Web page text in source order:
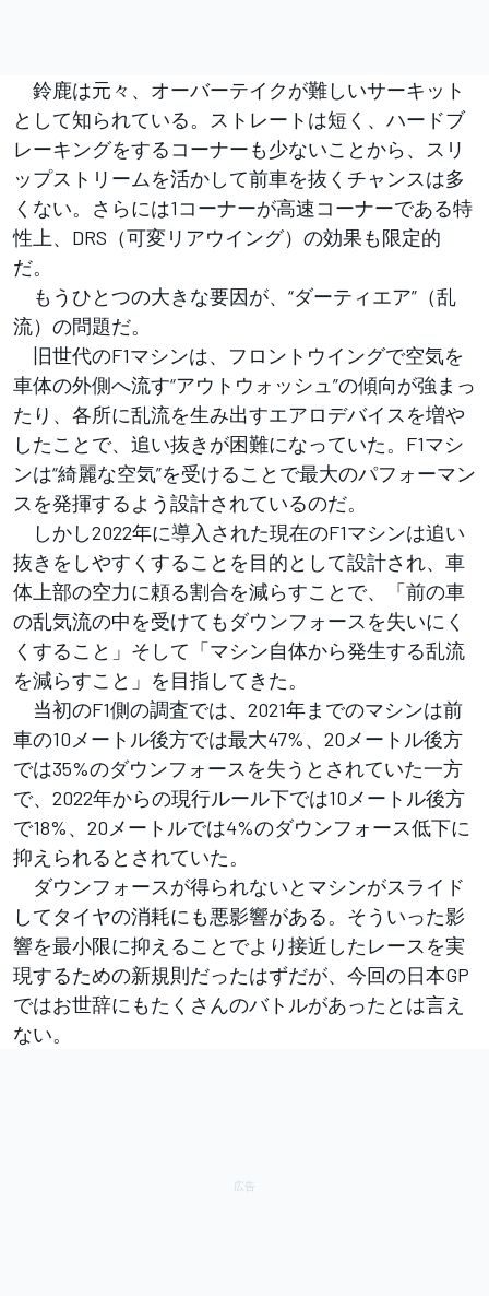
鈴鹿は元々、オーバーテイクが難しいサーキット
として知られている。ストレートは短く、ハードブ
レーキングをするコーナーも少ないことから、スリ
ップストリームを活かして前車を抜くチャンスは多
くない。さらには1コーナーが高速コーナーである特
性上、DRS（可変リアウイング）の効果も限定的
だ。
もうひとつの大きな要因が、“ダーティエア”（乱
流）の問題だ。
旧世代のF1マシンは、フロントウイングで空気を
車体の外側へ流す“アウトウォッシュ”の傾向が強まっ
たり、各所に乱流を生み出すエアロデバイスを増や
したことで、追い抜きが困難になっていた。F1マシ
ンは“綺麗な空気”を受けることで最大のパフォーマン
スを発揮するよう設計されているのだ。
しかし2022年に導入された現在のF1マシンは追い
抜きをしやすくすることを目的として設計され、車
体上部の空力に頼る割合を減らすことで、「前の車
の乱気流の中を受けてもダウンフォースを失いにく
くすること」そして「マシン自体から発生する乱流
を減らすこと」を目指してきた。
当初のF1側の調査では、2021年までのマシンは前
車の10メートル後方では最大47%、20メートル後方
では35%のダウンフォースを失うとされていた一方
で、2022年からの現行ルール下では10メートル後方
で18%、20メートルでは4%のダウンフォース低下に
抑えられるとされていた。
ダウンフォースが得られないとマシンがスライド
してタイヤの消耗にも悪影響がある。そういった影
響を最小限に抑えることでより接近したレースを実
現するための新規則だったはずだが、今回の日本GP
ではお世辞にもたくさんのバトルがあったとは言え
ない。